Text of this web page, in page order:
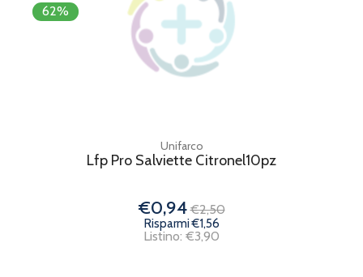
62%
Unifarco
Lfp Pro Salviette Citronel10pz
€0,94 €2,50
Risparmi €1,56
Listino: €3,90